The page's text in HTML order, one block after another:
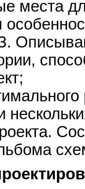
места